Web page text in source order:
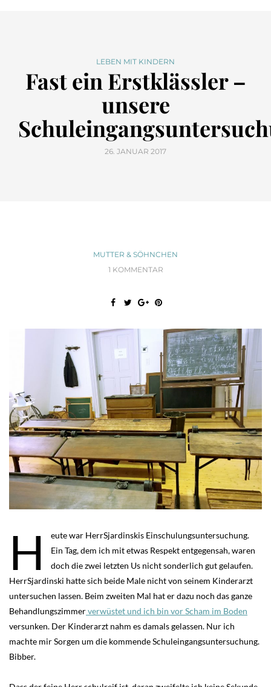
LEBEN MIT KINDERN
Fast ein Erstklässler –
unsere
26. JANUAR 2017
MUTTER & SÖHNCHEN
1 KOMMENTAR
H
eute war HerrSjardinskis Einschulungsuntersuchung.
Ein Tag, dem ich mit etwas Respekt entgegensah, waren
doch die zwei letzten Us nicht sonderlich gut gelaufen.
HerrSjardinski hatte sich beide Male nicht von seinem Kinderarzt
untersuchen lassen. Beim zweiten Mal hat er dazu noch das ganze
Behandlungszimmerverwüstet und ich bin vor Scham im Boden
versunken. Der Kinderarzt nahm es damals gelassen. Nur ich
machte mir Sorgen um die kommende Schuleingangsuntersuchung.
Bibber.